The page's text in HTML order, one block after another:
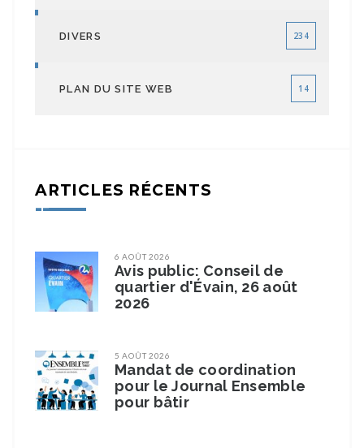
DIVERS 234
PLAN DU SITE WEB 14
ARTICLES RÉCENTS
6 AOÛT 2026
Avis public: Conseil de
quartier d'Évain, 26 août
2026
5 AOÛT 2026
Mandat de coordination
pour le Journal Ensemble
pour bâtir